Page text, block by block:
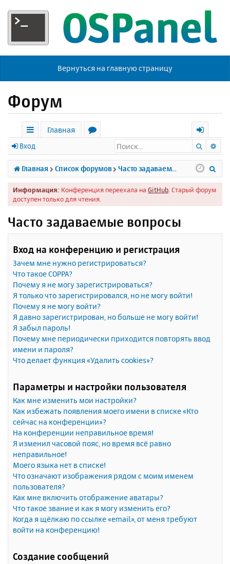
Вернуться на главную страницу
Форум
с
ы
л
к
Главная
р
у
м
х
о
д
Вход Поиск
Главная Список форумов Часто задаваемые вопросы
Информация: Конференция переехала на GitHub . Старый форум
доступен только для чтения.
Часто задаваемые вопросы
Вход на конференцию и регистрация
Зачем мне нужно регистрироваться?
Что такое COPPA?
Почему я не могу зарегистрироваться?
Я только что зарегистрировался, но не могу войти!
Почему я не могу войти?
Я давно зарегистрирован, но больше не могу войти!
Я забыл пароль!
Почему мне периодически приходится повторять ввод
имени и пароля?
Что делает функция «Удалить cookies»?
Параметры и настройки пользователя
Как мне изменить мои настройки?
Как избежать появления моего имени в списке «Кто
сейчас на конференции»?
На конференции неправильное время!
Я изменил часовой пояс, но время всё равно
неправильное!
Моего языка нет в списке!
Что означают изображения рядом с моим именем
пользователя?
Как мне включить отображение аватары?
Что такое звание и как я могу изменить его?
Когда я щёлкаю по ссылке «email», от меня требуют
войти на конференцию!
Создание сообщений